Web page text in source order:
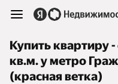
Купить квартиру
кв.м. у метро
(красная ветка)